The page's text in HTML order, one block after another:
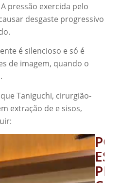
pressão exercida pelo
desgaste progressivo
é silencioso e só é
de imagem, quando o
Taniguchi, cirurgião-
extração de e sisos,